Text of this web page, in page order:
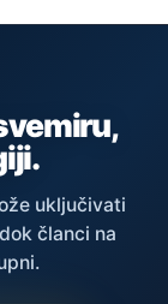
uključivati
članci na